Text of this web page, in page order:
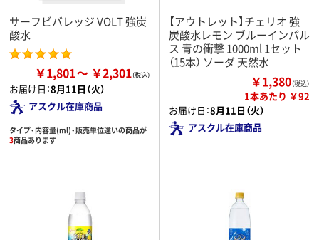
サーフビバレッジ VOLT 強炭
酸水
￥1,801 ￥2,301
お届け日：8月11日（火）
アスクル在庫商品
タイプ・内容量(ml)・販売単位違いの商品が
3商品あります
【アウトレット】チェリオ 強
炭酸水レモン ブルーインパル
ス 青の衝撃 1000ml 1セット
（15本） ソーダ 天然水
￥1,380（税込）
1本あたり ￥92
お届け日：8月11日（火）
アスクル在庫商品